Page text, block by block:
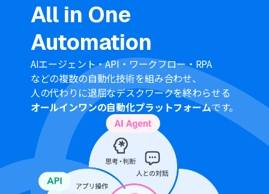
分岐はパーソナルプラン以上のプランでご利用いただけ
る機能（オペレーション）となっております。フリープラ
ンの場合は設定しているフローボットのオペレーション
はエラーとなりますので、ご注意ください。
パーソナルプランなどの有料プランは、2週間の無料トラ
イアルを行うことが可能です。無料トライアル中には制限
対象のアプリや機能（オペレーション）を使用すること
ができます。詳しくは、料金プランのページをご参照くだ
さい。
All in One
Automation
AIエージェント・API・ワークフロー・RPA
などの複数の自動化技術を組み合わせ、
人の代わりに退屈なデスクワークを終わらせる
オールインワンの自動化プラットフォームです。